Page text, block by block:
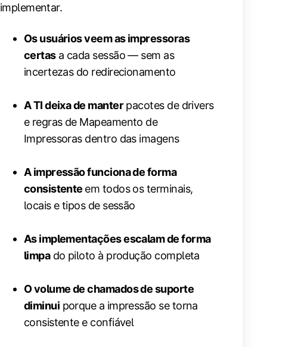
implementar.
Os usuários veem as impressoras
certasa cada sessão — sem as
incertezas do redirecionamento
A TI deixa de manterpacotes de drivers
e regras de Mapeamento de
Impressoras dentro das imagens
A impressão funciona de forma
consistente em todos os terminais,
locais e tipos de sessão
As implementações escalam de forma
limpado piloto à produção completa
O volume de chamados de suporte
diminui porque a impressão se torna
consistente e confiável